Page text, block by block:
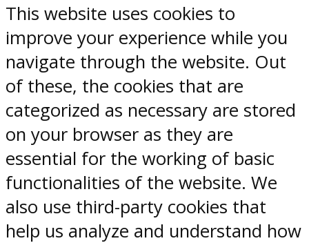
This website uses cookies to
improve your experience while you
navigate through the website. Out
of these, the cookies that are
categorized as necessary are stored
on your browser as they are
essential for the working of basic
functionalities of the website. We
also use third-party cookies that
help us analyze and understand how